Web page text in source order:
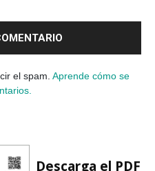
el spam. Aprende cómo se
Descarga el PDF